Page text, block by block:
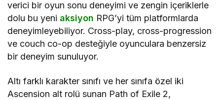
verici bir oyun sonu deneyimi ve zengin içeriklerle
dolu bu yeni aksiyon RPG’yi tüm platformlarda
deneyimleyebiliyor. Cross-play, cross-progression
ve couch co-op desteğiyle oyunculara benzersiz
bir deneyim sunuluyor.
Altı farklı karakter sınıfı ve her sınıfa özel iki
Ascension alt rolü sunan Path of Exile 2,